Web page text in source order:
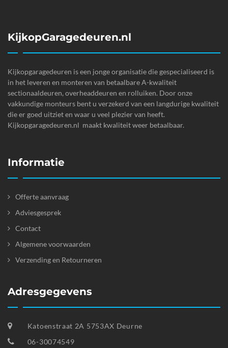
KijkopGaragedeuren.nl
Kijkopgaragedeuren is een jonge organisatie die gespecialiseerd is
in het leveren en monteren van betaalbare A-kwaliteit
sectionaaldeuren, overheaddeuren en rolluiken. Door onze
vakkundige monteurs bent u verzekerd van een langdurige kwaliteit
die er goed uitziet en waar u veel plezier van heeft.
Kijkopgaragedeuren.nl maakt kwaliteit weer betaalbaar.
Informatie
Offerte aanvraag
Adviesgesprek
Contact
Algemene voorwaarden
Verzending en Retourneren
Adresgegevens
Katoenstraat 2A 5753AX Deurne
06-30074549